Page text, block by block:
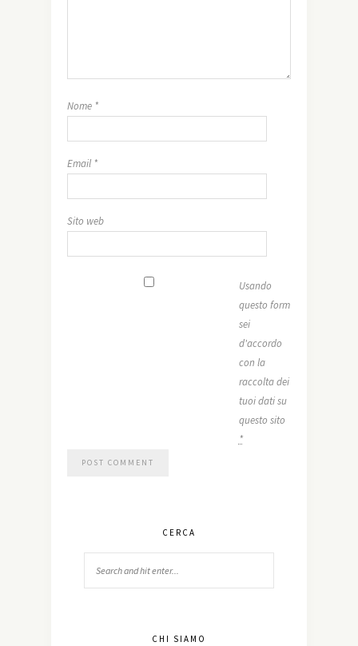
Nome *
Email *
Sito web
Usando
questo form
sei
d'accordo
con la
raccolta dei
tuoi dati su
questo sito
*
CERCA
CHI SIAMO